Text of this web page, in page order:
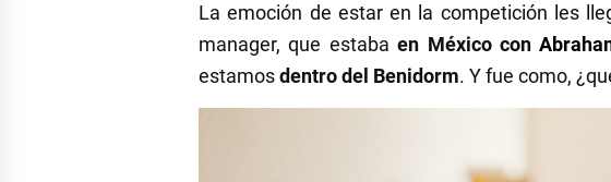
La emoción de estar en la competición les
manager, que estabaen México con
estamosdentro del Benidorm. Y fue como,